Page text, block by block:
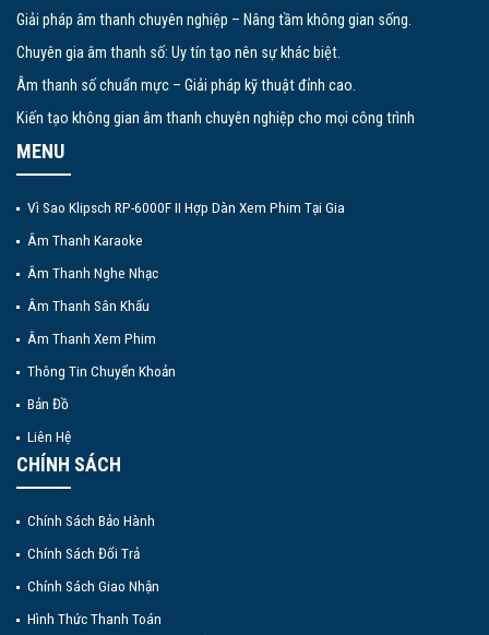
Giải pháp âm thanh chuyên nghiệp – Nâng tầm không gian sống.
Chuyên gia âm thanh số: Uy tín tạo nên sự khác biệt.
Âm thanh số chuẩn mực – Giải pháp kỹ thuật đỉnh cao.
Kiến tạo không gian âm thanh chuyên nghiệp cho mọi công trình
MENU
Vì Sao Klipsch RP-6000F II Hợp Dàn Xem Phim Tại Gia
Âm Thanh Karaoke
Âm Thanh Nghe Nhạc
Âm Thanh Sân Khấu
Âm Thanh Xem Phim
Thông Tin Chuyển Khoản
Bản Đồ
Liên Hệ
CHÍNH SÁCH
Chính Sách Bảo Hành
Chính Sách Đổi Trả
Chính Sách Giao Nhận
Hình Thức Thanh Toán